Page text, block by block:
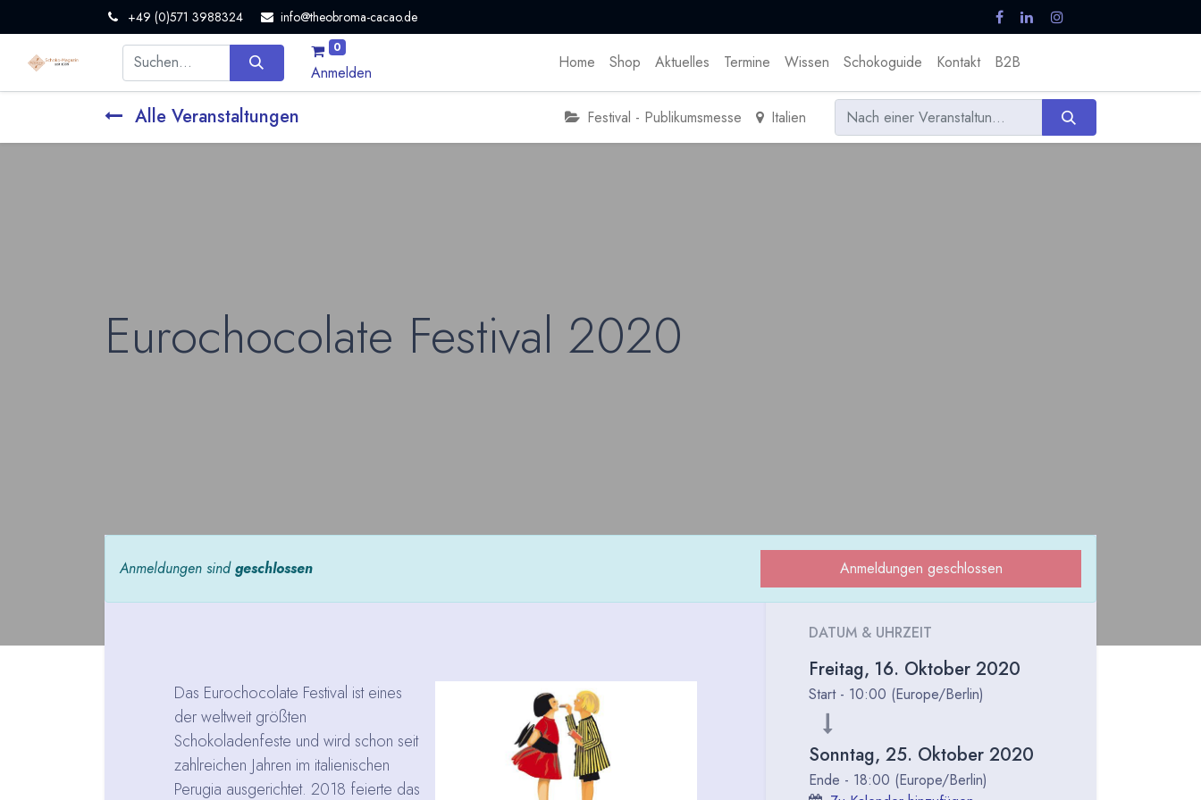
+49 (0)571 3988324 info@theobroma-cacao.de
0
Anmelden
Home Shop Aktuelles Termine Wissen Schokoguide Kontakt B2B
Alle Veranstaltungen Festival - Publikumsmesse Italien
Eurochocolate Festival 2020
Anmeldungen sindgeschlossen Anmeldungen geschlossen
Das Eurochocolate Festival ist eines
der weltweit größten
Schokoladenfeste und wird schon seit
zahlreichen Jahren im italienischen
Perugia ausgerichtet. 2018 feierte das
DATUM & UHRZEIT
Freitag, 16. Oktober 2020
Start - 10:00 (Europe/Berlin)
Sonntag, 25. Oktober 2020
Ende - 18:00 (Europe/Berlin)